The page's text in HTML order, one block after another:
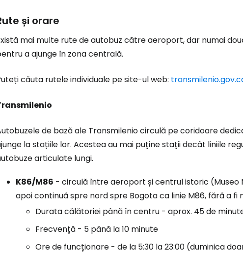
și orare
mai multe rute de autobuz către aeroport, dar numai
a ajunge în zona centrală.
căuta rutele individuale pe site-ul web:
de bază ale Transmilenio circulă pe coridoare
la stațiile lor. Acestea au mai puține stații decât liniile
articulate lungi.
K86/M86 - circulă între aeroport și centrul istoric (Museo
apoi continuă spre nord spre Bogota ca linie M86, fără a fi
Durata călătoriei până în centru - aprox. 45 de
Frecvență - 5 până la 10 minute
Ore de funcționare - de la 5:30 la 23:00 (duminica
Conectați-vă
... comunitatea mondială a călătorilor